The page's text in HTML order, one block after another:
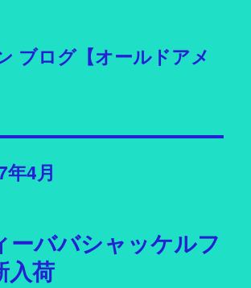
ブログ【オールドアメ
年4月
ーババシャッケルフ
入荷